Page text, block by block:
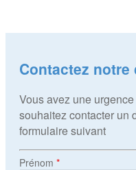
Contactez
Vous avez une
souhaitez contacter un
formulaire suivant
Prénom *